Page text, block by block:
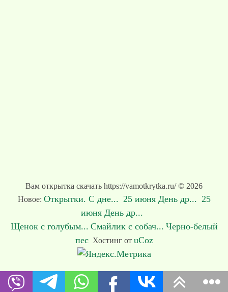
Вам открытка скачать https://vamotkrytka.ru/ © 2026
Новое: Открытки. С дне... 25 июня День др... 25
июня День др...
Щенок с голубым... Смайлик с собач... Черно-белый
пес Хостинг от uCoz